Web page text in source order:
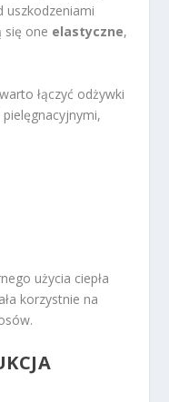
uszkodzeniami
się one elastyczne,
łączyć odżywki
użycia ciepła
korzystnie na